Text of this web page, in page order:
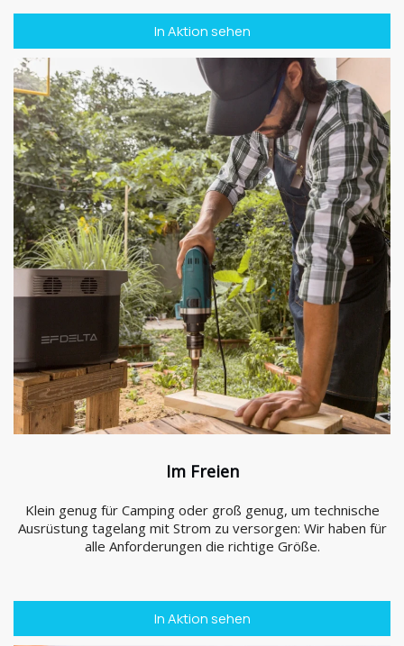
In Aktion sehen
Im Freien
Klein genug für Camping oder groß genug, um technische
Ausrüstung tagelang mit Strom zu versorgen: Wir haben für
alle Anforderungen die richtige Größe.
In Aktion sehen